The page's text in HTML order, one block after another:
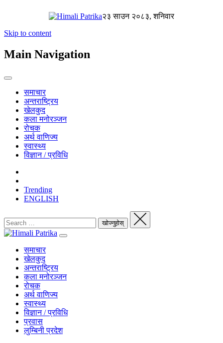
२३ साउन २०८३, शनिवार
Skip to content
Main Navigation
समाचार
अन्तराष्ट्रिय
खेलकुद
कला मनोरञ्जन
रोचक
अर्थ वाणिज्य
स्वास्थ्य
विज्ञान / प्रविधि
Trending
ENGLISH
समाचार
खेलकुद
अन्तराष्ट्रिय
कला मनोरञ्जन
रोचक
अर्थ वाणिज्य
स्वास्थ्य
विज्ञान / प्रविधि
प्रवास
लुम्बिनी प्रदेश